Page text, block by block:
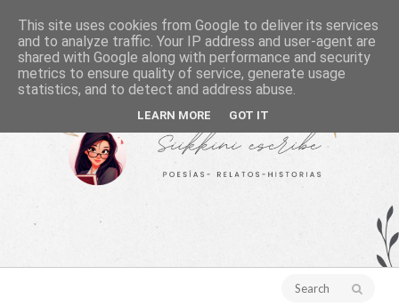
This site uses cookies from Google to deliver its services
and to analyze traffic. Your IP address and user-agent are
shared with Google along with performance and security
metrics to ensure quality of service, generate usage
statistics, and to detect and address abuse.
LEARN MORE GOT IT